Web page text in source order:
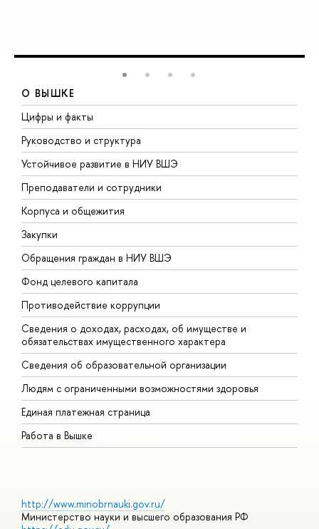
О ВЫШКЕ
Цифры и факты
Руководство и структура
Устойчивое развитие в НИУ ВШЭ
Преподаватели и сотрудники
Корпуса и общежития
Закупки
Обращения граждан в НИУ ВШЭ
Фонд целевого капитала
Противодействие коррупции
Сведения о доходах, расходах, об имуществе и
обязательствах имущественного характера
Сведения об образовательной организации
Людям с ограниченными возможностями здоровья
Единая платежная страница
Работа в Вышке
http://www.minobrnauki.gov.ru/
Министерство науки и высшего образования РФ